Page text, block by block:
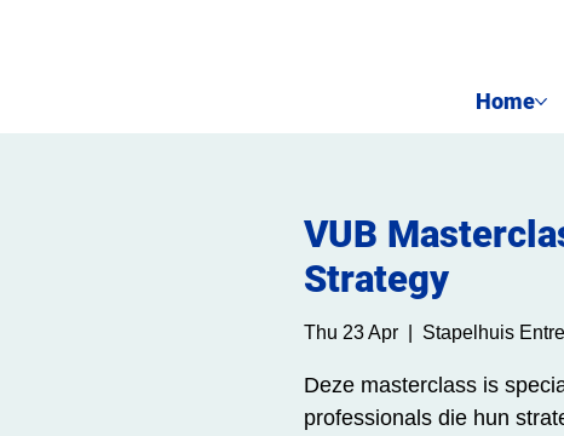
Home
VUB
Strategy
Thu 23 Apr
  |
Stapelhuis
Deze masterclass is
professionals die hun